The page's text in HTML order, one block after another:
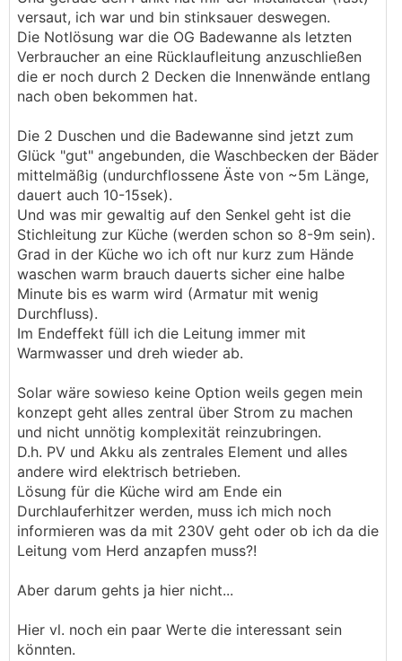
versaut, ich war und bin stinksauer deswegen.
Die Notlösung war die OG Badewanne als letzten
Verbraucher an eine Rücklaufleitung anzuschließen
die er noch durch 2 Decken die Innenwände entlang
nach oben bekommen hat.
Die 2 Duschen und die Badewanne sind jetzt zum
Glück "gut" angebunden, die Waschbecken der Bäder
mittelmäßig (undurchflossene Äste von ~5m Länge,
dauert auch 10-15sek).
Und was mir gewaltig auf den Senkel geht ist die
Stichleitung zur Küche (werden schon so 8-9m sein).
Grad in der Küche wo ich oft nur kurz zum Hände
waschen warm brauch dauerts sicher eine halbe
Minute bis es warm wird (Armatur mit wenig
Durchfluss).
Im Endeffekt füll ich die Leitung immer mit
Warmwasser und dreh wieder ab.
Solar wäre sowieso keine Option weils gegen mein
konzept geht alles zentral über Strom zu machen
und nicht unnötig komplexität reinzubringen.
D.h. PV und Akku als zentrales Element und alles
andere wird elektrisch betrieben.
Lösung für die Küche wird am Ende ein
Durchlauferhitzer werden, muss ich mich noch
informieren was da mit 230V geht oder ob ich da die
Leitung vom Herd anzapfen muss?!
Aber darum gehts ja hier nicht...
Hier vl. noch ein paar Werte die interessant sein
könnten.